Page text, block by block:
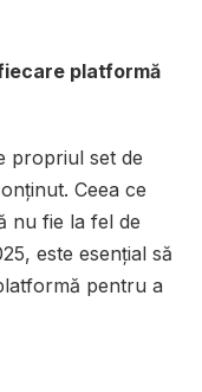
platformă
propriul set de
Ceea ce
nu fie la fel de
este esențial să
pentru a